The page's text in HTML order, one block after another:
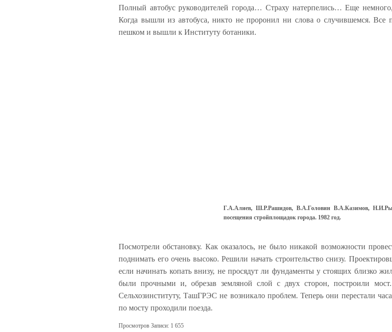
Полный автобус руководителей города… Страху натерпелись… Еще
Когда вышли из автобуса, никто не проронил ни слова о случившемся. Все
пешком и вышли к Институту ботаники.
Г.А.Алиев, Ш.Р.Рашидов, В.А.Головин В.А.Казимов, Н.И.Рыжков во время
посещения стройплощадок города. 1982 год.
Посмотрели обстановку. Как оказалось, не было никакой возможности
поднимать его очень высоко. Решили начать строительство снизу.
если начинать копать внизу, не просядут ли фундаменты у стоящих близко
были прочными и, обрезав земляной слой с двух сторон, построили
Сельхозинституту, ТашГРЭС не возникало проблем. Теперь они перестали
по мосту проходили поезда.
Просмотров Записи: 1 655